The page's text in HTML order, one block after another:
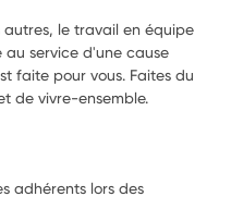
le travail en équipe
service d'une cause
faite pour vous. Faites du
de vivre-ensemble.
adhérents lors des